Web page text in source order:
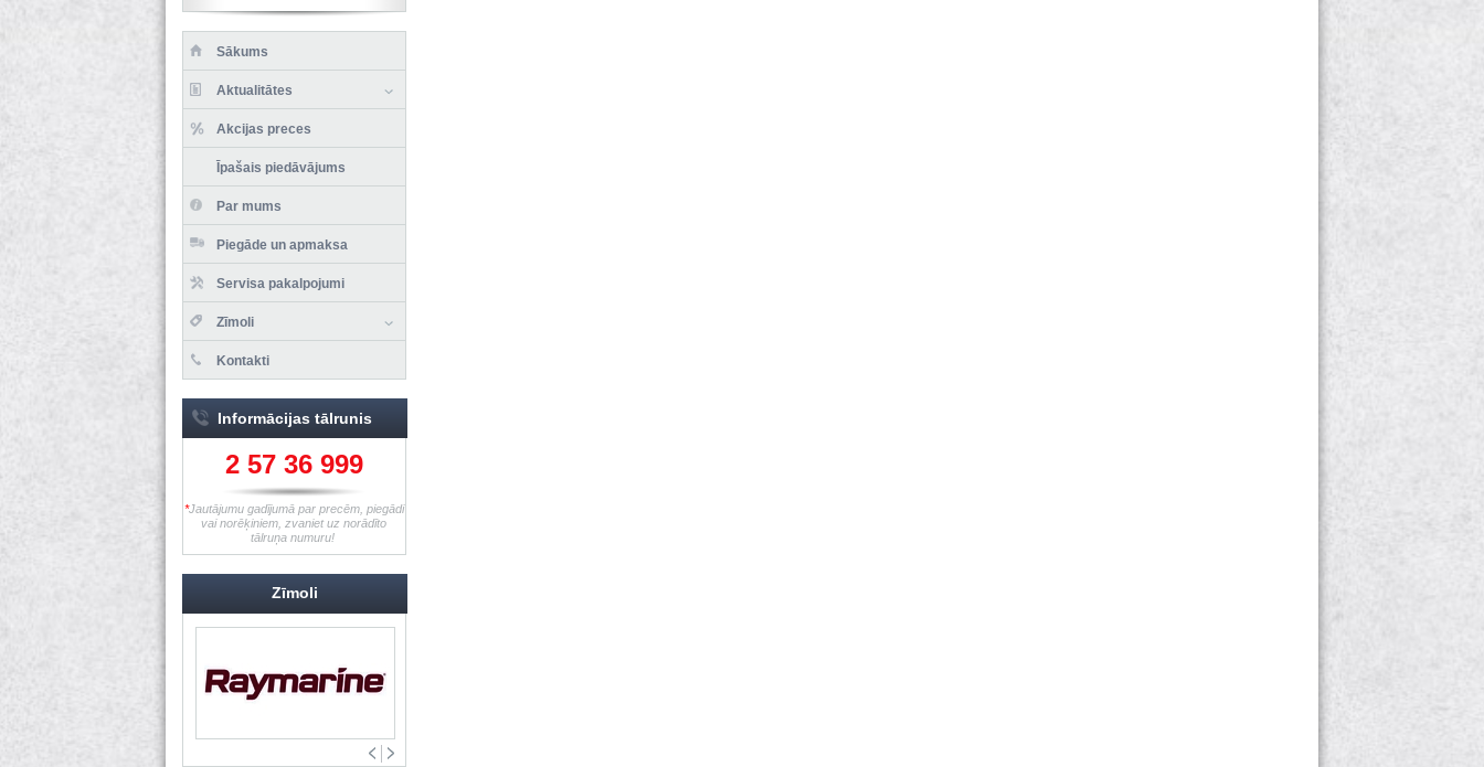
Sākums
Aktualitātes
Akcijas preces
Īpašais piedāvājums
Par mums
Piegāde un apmaksa
Servisa pakalpojumi
Zīmoli
Kontakti
Informācijas tālrunis
2 57 36 999
*Jautājumu gadījumā par precēm, piegādi
vai norēķiniem, zvaniet uz norādīto
tālruņa numuru!
Zīmoli